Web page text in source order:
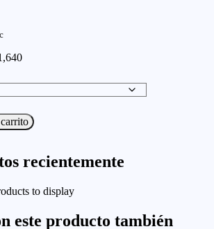
recientemente
to display
este producto también